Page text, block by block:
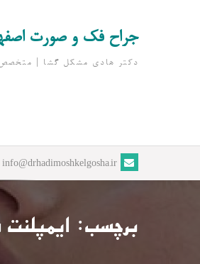
جراح فک و صورت
دکتر هادی مشکل گشا | متخصص
info@drhadimoshkelgosha.ir
برچسب: